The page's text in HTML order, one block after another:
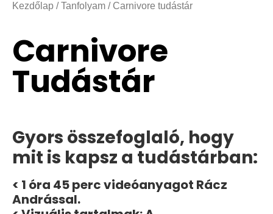
Kezdőlap /Tanfolyam / Carnivore tudástár
Carnivore
Tudástár
Gyors összefoglaló, hogy
mit is kapsz a tudástárban:
< 1 óra 45 perc videóanyagot Rácz
Andrással.